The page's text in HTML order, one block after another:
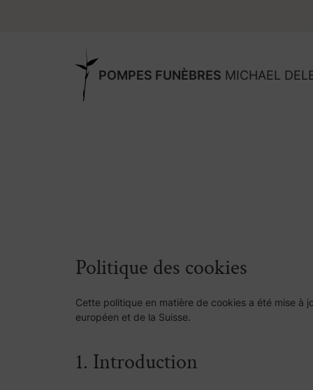
POMPES FUNÈBRES MICHAEL
Politique des cookies
Cette politique en matière de cookies a été mise à
européen et de la Suisse.
1. Introduction